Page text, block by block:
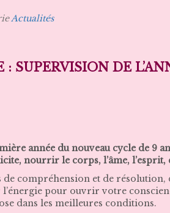
Actualités
SUPERVISION DE
année du nouveau cycle de 9
nourrir le corps, l’âme,
compréhension et de
pour ouvrir votre
dans les meilleures conditions.